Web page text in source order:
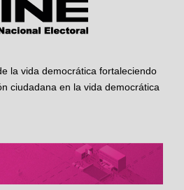
la vida democrática fortaleciendo
ciudadana en la vida democrática